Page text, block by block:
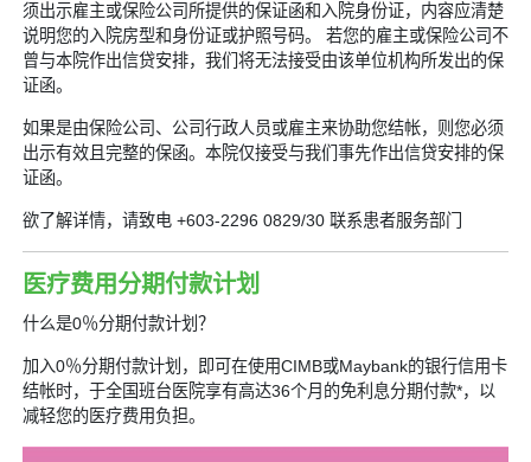
须出示雇主或保险公司所提供的保证函和入院身份证，内容应清楚
说明您的入院房型和身份证或护照号码。 若您的雇主或保险公司不
曾与本院作出信贷安排，我们将无法接受由该单位机构所发出的保
证函。
如果是由保险公司、公司行政人员或雇主来协助您结帐，则您必须
出示有效且完整的保函。本院仅接受与我们事先作出信贷安排的保
证函。
欲了解详情，请致电 +603-2296 0829/30 联系患者服务部门
医疗费用分期付款计划
什么是0％分期付款计划？
加入0％分期付款计划，即可在使用CIMB或Maybank的银行信用卡
结帐时，于全国班台医院享有高达36个月的免利息分期付款*，以
减轻您的医疗费用负担。